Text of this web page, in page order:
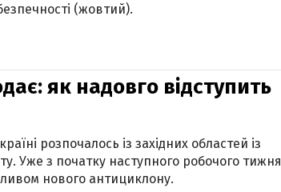
(жовтий).
як надовго відступить
розпочалось із західних областей із
Уже з початку наступного робочого тижня
нового антициклону.